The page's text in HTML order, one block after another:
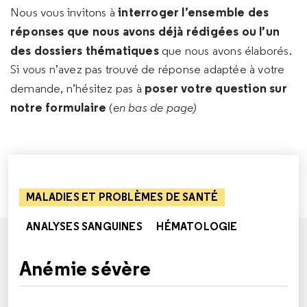
Nous vous invitons àinterroger l’ensemble des
réponses que nous avons déjà rédigées ou l’un
des dossiers thématiques que nous avons élaborés.
Si vous n’avez pas trouvé de réponse adaptée à votre
demande, n’hésitez pas à poser votre question sur
notre formulaire (en bas de page)
MALADIES ET PROBLÈMES DE SANTÉ
ANALYSES SANGUINES HÉMATOLOGIE
Anémie sévère